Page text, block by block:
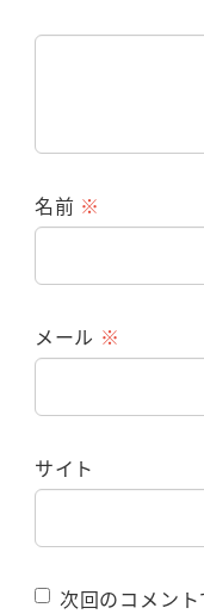
名前 ※
メール ※
サイト
次回のコメン